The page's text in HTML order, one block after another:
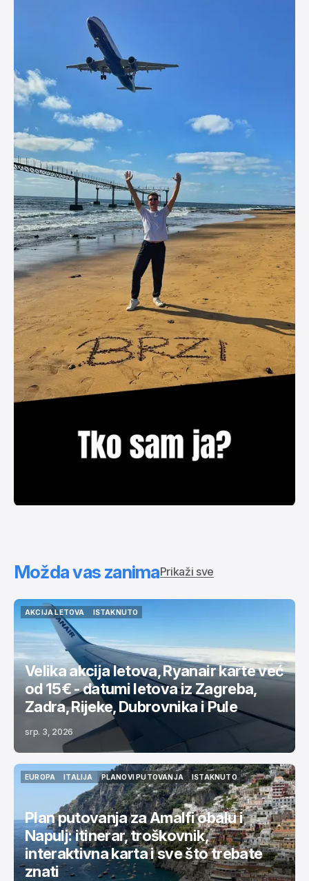
Možda vas zanimaPrikaži sve
AKCIJA LETOVA
AKCIJA LETOVA
ISTAKNUTO
Velika akcija letova, Ryanair karte već
od 15€ - datumi letova iz Zagreba,
Zadra, Rijeke, Dubrovnika i Pule
srp. 3, 2026
EUROPA
ITALIJA
ITALIJA
PLANOVI PUTOVANJA
PLANOVI PUTOVANJA
ISTAKNUTO
ISTAKNUTO
Plan putovanja za Amalfi obalu i
Napulj: itinerar, troškovnik,
interaktivna karta i sve što trebate
znati